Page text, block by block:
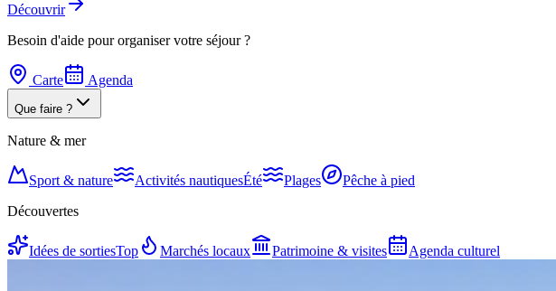
Découvrir
Besoin d'aide pour organiser votre séjour ?
Carte Agenda
Que faire ?
Nature & mer
Sport & nature Activités nautiquesÉté Plages
Pêche à pied
Découvertes
Idées de sortiesTop Marchés locaux Patrimoine & visites Agenda culturel